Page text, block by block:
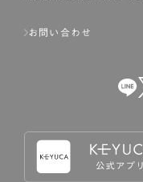
お問い合わせ